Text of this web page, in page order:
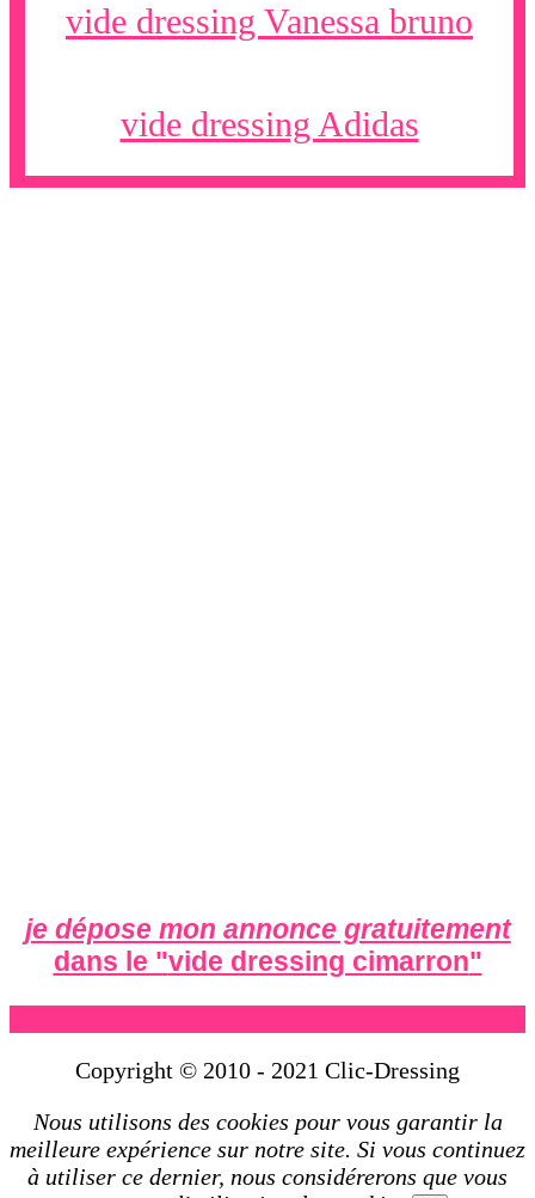
vide dressing Vanessa bruno
vide dressing Adidas
je dépose mon annonce gratuitement
dans le "vide dressing cimarron"
Copyright © 2010 - 2021 Clic-Dressing
Nous utilisons des cookies pour vous garantir la
meilleure expérience sur notre site. Si vous continuez
à utiliser ce dernier, nous considérerons que vous